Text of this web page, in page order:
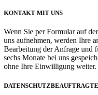
KONTAKT MIT UNS
Wenn Sie per Formular auf
uns aufnehmen, werden Ihre
Bearbeitung der Anfrage und
sechs Monate bei uns
ohne Ihre Einwilligung weiter.